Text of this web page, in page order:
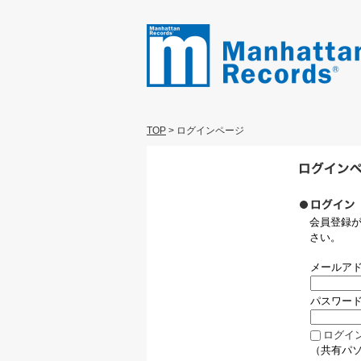
TOP > ログインページ
会員登録
さい。
メールア
パスワー
ログイ
（共有パ